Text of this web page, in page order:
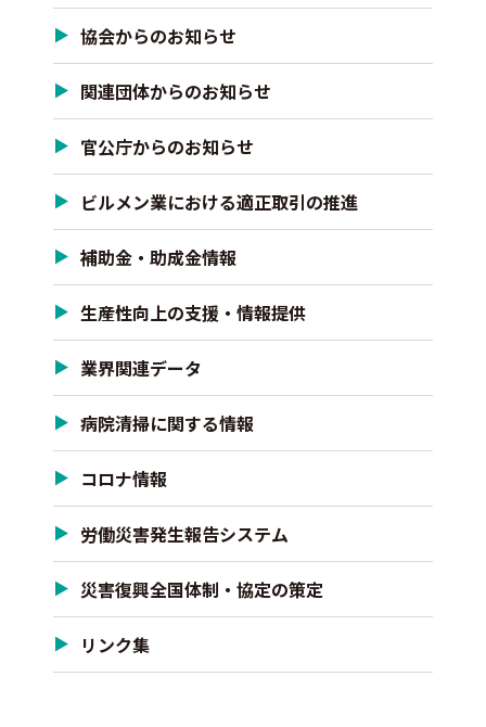
協会からのお知らせ
関連団体からのお知らせ
官公庁からのお知らせ
ビルメン業における適正取引の推進
補助金・助成金情報
生産性向上の支援・情報提供
業界関連データ
病院清掃に関する情報
コロナ情報
労働災害発生報告システム
災害復興全国体制・協定の策定
リンク集